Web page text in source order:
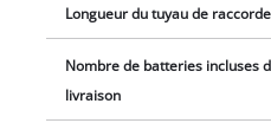
chariot de transport disponible
le jardin en déplaçant
connecteurs rapides à système
pulvérisation sont également
Longueur du tuyau de
Nombre de batteries incluses
livraison